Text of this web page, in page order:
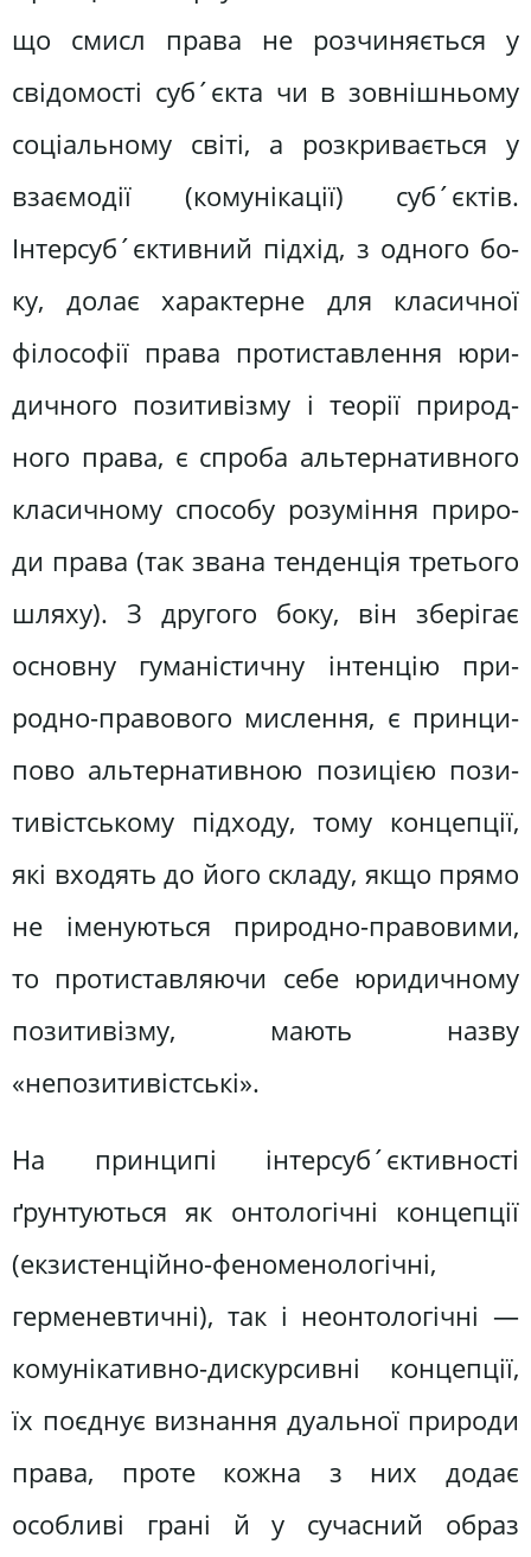
що смисл права не розчиняється у
свідомості суб´єкта чи в зовнішньому
соціальному світі, а розкривається у
взаємодії (комунікації) суб´єктів.
Інтерсуб´єктивний підхід, з одного бо­
ку, долає характерне для класичної
філософії права протиставлення юри­
дичного позитивізму і теорії природ­
ного права, є спроба альтернативного
класичному способу розуміння приро­
ди права (так звана тенденція третього
шляху). З другого боку, він зберігає
основну гуманістичну інтенцію при­
родно-правового мислення, є принци­
пово альтернативною позицією пози­
тивістському підходу, тому концепції,
які входять до його складу, якщо прямо
не іменуються природно-право­вими,
то протиставляючи себе юри­дичному
позитивізму, мають назву
«непозитивістські».
На принципі інтерсуб´єктивності
ґрунтуються як онтологічні концепції
(екзистенційно-феноменологічні,
герменевтичні), так і неонтологічні —
ко­мунікативно-дискурсивні концепції,
їх поєднує визнання дуальної приро­ди
права, проте кожна з них додає
особливі грані й у сучасний образ